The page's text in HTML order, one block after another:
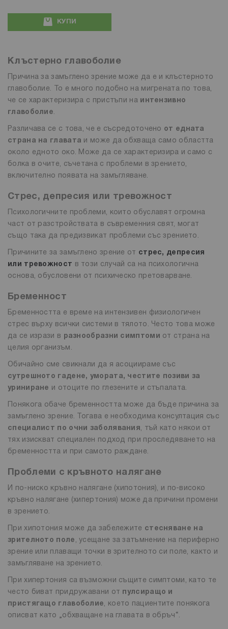
КУПИ
Клъстерно главоболие
Причина за замъглено зрение може да е и клъстерното
главоболие. То е много подобно на мигрената по това,
че се характеризира с пристъпи на интензивно
главоболие.
Различава се с това, че е съсредоточено от едната
страна на главата и може да обхваща само областта
около едното око. Може да се характеризира и само с
болка в очите, съчетана с проблеми в зрението,
включително появата на замъгляване.
Стрес, депресия или тревожност
Психологичните проблеми, които обуславят огромна
част от разстройствата в съвременния свят, могат
също така да предизвикат проблеми със зрението.
Причините за замъглено зрение от стрес, депресия
или тревожност в този случай са на психологична
основа, обусловени от психическо претоварване.
Бременност
Бременността е време на интензивен физиологичен
стрес върху всички системи в тялото. Често това може
да се изрази в разнообразни симптоми от страна на
целия организъм.
Обичайно сме свикнали да я асоциираме със
сутрешното гадене, умората, честите позиви за
уриниране и отоците по глезените и стъпалата.
Понякога обаче бременността може да бъде причина за
замъглено зрение. Тогава е необходима консултация със
специалист по очни заболявания, тъй като някои от
тях изискват специален подход при проследяването на
бременността и при самото раждане.
Проблеми с кръвното налягане
И по-ниско кръвно налягане (хипотония), и по-високо
кръвно налягане (хипертония) може да причини промени
в зрението.
При хипотония може да забележите стесняване на
зрителното поле , усещане за затъмнение на периферно
зрение или плаващи точки в зрителното си поле, както и
замъгляване на зрението.
При хипертония са възможни същите симптоми, като те
често биват придружавани от пулсиращо и
пристягащо главоболие, което пациентите понякога
описват като „обхващане на главата в обръч“.